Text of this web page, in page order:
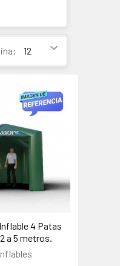
4 Patas
a 5 metros.